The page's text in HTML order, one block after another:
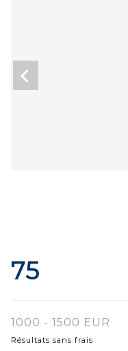
75
1000 - 1500 EUR
Résultats sans frais